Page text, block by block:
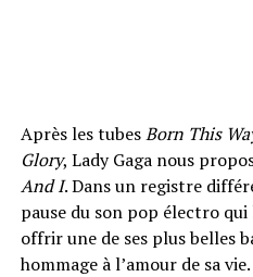
Après les tubesBorn This
Glory, Lady Gaga nous
And I. Dans un registre
pause du son pop électro
offrir une de ses plus belles
hommage à l’amour de sa vie.